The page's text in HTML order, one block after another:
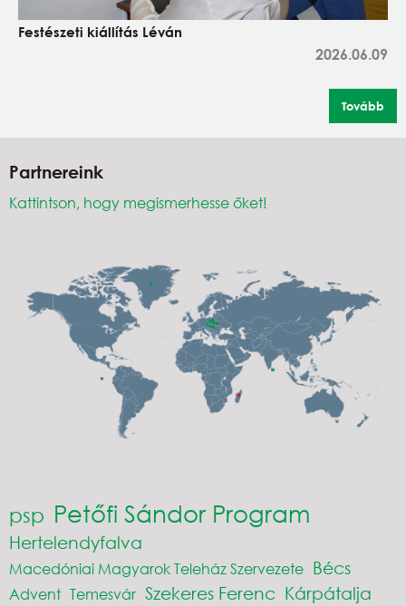
Festészeti kiállítás Léván
2026.06.09
Tovább
Partnereink
Kattintson, hogy megismerhesse őket!
psp Petőfi Sándor Program
Hertelendyfalva
Macedóniai Magyarok Teleház Szervezete Bécs
Advent Temesvár Szekeres Ferenc Kárpátalja